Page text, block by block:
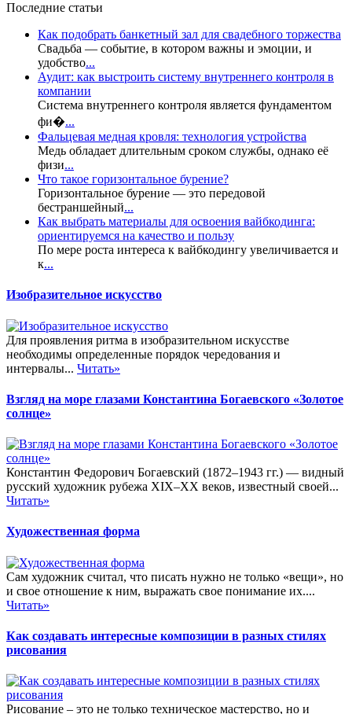
Последние статьи
Как подобрать банкетный зал для свадебного торжества
Свадьба — событие, в котором важны и эмоции, и
удобство...
Аудит: как выстроить систему внутреннего контроля в
компании
Система внутреннего контроля является фундаментом
фи�...
Фальцевая медная кровля: технология устройства
Медь обладает длительным сроком службы, однако её
физи...
Что такое горизонтальное бурение?
Горизонтальное бурение — это передовой
бестраншейный...
Как выбрать материалы для освоения вайбкодинга:
ориентируемся на качество и пользу
По мере роста интереса к вайбкодингу увеличивается и
к...
Изобразительное искусство
Для проявления ритма в изобразительном искусстве
необходимы определенные порядок чередования и
интервалы... Читать»
Взгляд на море глазами Константина Богаевского «Золотое
солнце»
Константин Федорович Богаевский (1872–1943 гг.) — видный
русский художник рубежа XIX–XX веков, известный своей...
Читать»
Художественная форма
Сам художник считал, что писать нужно не только «вещи», но
и свое отношение к ним, выражать свое понимание их....
Читать»
Как создавать интересные композиции в разных стилях
рисования
Рисование – это не только техническое мастерство, но и